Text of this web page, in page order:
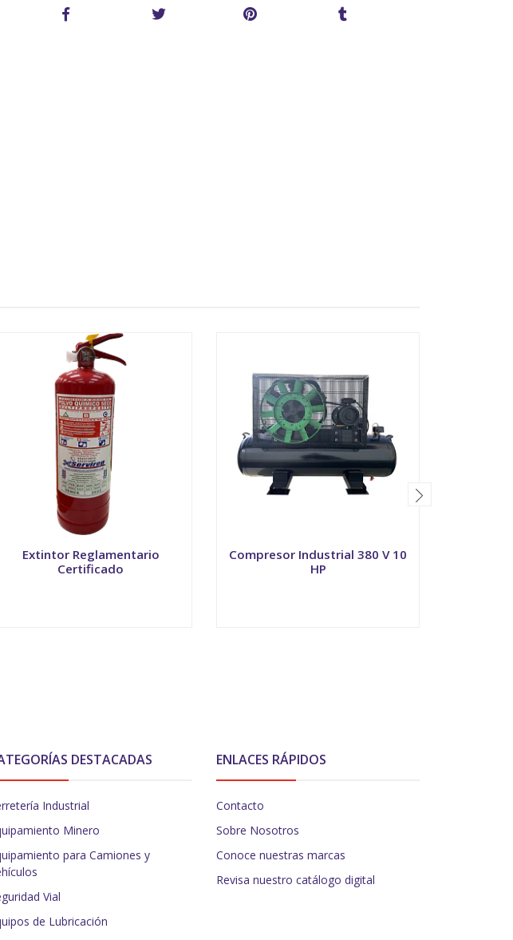
Extintor Reglamentario
Certificado
Compresor Industrial 380 V 10
HP
DESTACADAS
Industrial
Minero
para Camiones y
Vial
de Lubricación
ENLACES RÁPIDOS
Contacto
Sobre Nosotros
Conoce nuestras marcas
Revisa nuestro catálogo digital